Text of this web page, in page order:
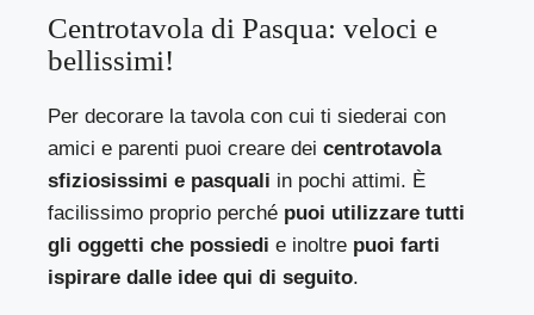
Centrotavola di Pasqua: veloci e
bellissimi!
Per decorare la tavola con cui ti siederai con
amici e parenti puoi creare deicentrotavola
sfiziosissimi e pasquali in pochi attimi. È
facilissimo proprio perché puoi utilizzare tutti
gli oggetti che possiedi e inoltre puoi farti
ispirare dalle idee qui di seguito.